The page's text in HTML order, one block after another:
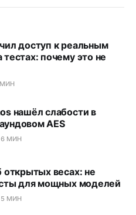
доступ к реальным
почему это не
нашёл слабости в
AES
6 МИН
весах: не
для мощных моделей
5 МИН